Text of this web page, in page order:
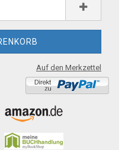
Auf den Merkzettel